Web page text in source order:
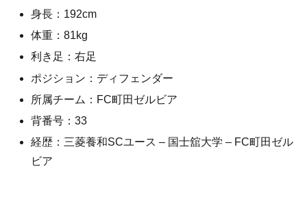
身長：192cm
体重：81kg
利き足：右足
ポジション：ディフェンダー
所属チーム：FC町田ゼルビア
背番号：33
経歴：三菱養和SCユース – 国士舘大学 – FC町田ゼル
ビア